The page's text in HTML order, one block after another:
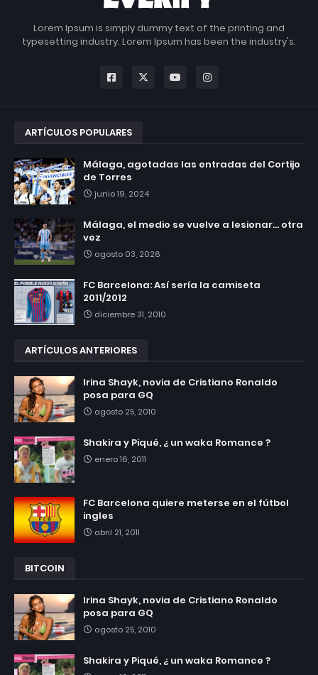
Lorem Ipsum is simply dummy text of the printing and
typesetting industry. Lorem Ipsum has been the industry's.
ARTÍCULOS POPULARES
Málaga, agotadas las entradas del Cortijo
de Torres
junio 19, 2024
Málaga, el medio se vuelve a lesionar... otra
vez
agosto 03, 2026
FC Barcelona: Así sería la camiseta
2011/2012
diciembre 31, 2010
ARTÍCULOS ANTERIORES
Irina Shayk, novia de Cristiano Ronaldo
posa para GQ
agosto 25, 2010
Shakira y Piqué, ¿ un waka Romance ?
enero 16, 2011
FC Barcelona quiere meterse en el fútbol
ingles
abril 21, 2011
BITCOIN
Irina Shayk, novia de Cristiano Ronaldo
posa para GQ
agosto 25, 2010
Shakira y Piqué, ¿ un waka Romance ?